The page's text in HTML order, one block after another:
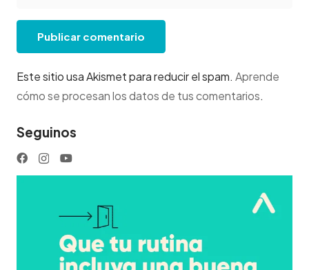
Publicar comentario
Este sitio usa Akismet para reducir el spam. Aprende
cómo se procesan los datos de tus comentarios.
Seguinos